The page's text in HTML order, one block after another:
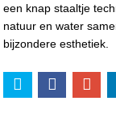
een knap staaltje
natuur en water
bijzondere esthetiek.